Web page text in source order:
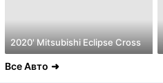
2020' Mitsubishi Eclipse Cross
Все Авто